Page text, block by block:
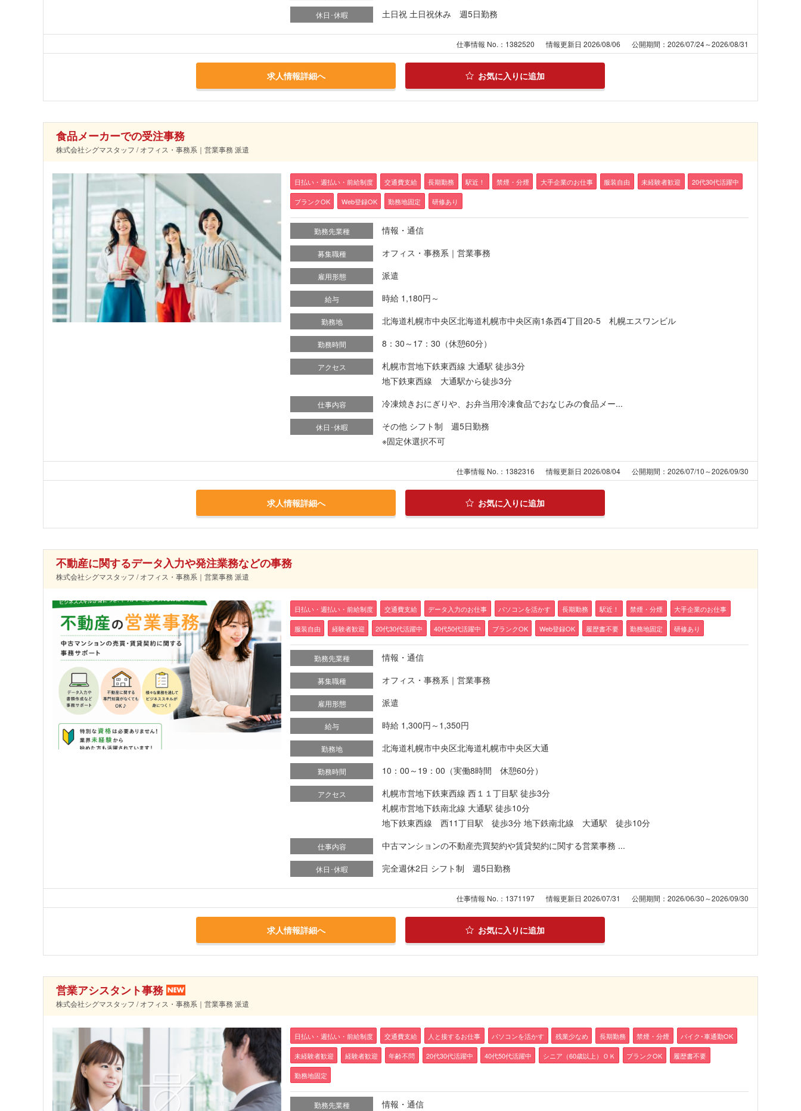
休日･休暇 土日祝 土日祝休み 週5日勤務
仕事情報 No.：1382520 情報更新日 2026/08/06 公開期間：2026/07/24～2026/08/31
求人情報詳細へ お気に入りに追加
食品メーカーでの受注事務
株式会社シグマスタッフ / オフィス・事務系｜営業事務 派遣
日払い・週払い・前給制度 交通費支給 長期勤務 駅近！ 禁煙・分煙 大手企業のお仕事 服装自由 未経験者歓迎 20代30代活躍中
ブランクOK Web登録OK 勤務地固定 研修あり
勤務先業種 情報・通信
募集職種 オフィス・事務系｜営業事務
雇用形態 派遣
給与 時給 1,180円～
勤務地 北海道札幌市中央区北海道札幌市中央区南1条西4丁目20-5 札幌エスワンビル
勤務時間 8：30～17：30（休憩60分）
アクセス
札幌市営地下鉄東西線 大通駅 徒歩3分
地下鉄東西線 大通駅から徒歩3分
仕事内容 冷凍焼きおにぎりや、お弁当用冷凍食品でおなじみの食品メー...
休日･休暇
その他 シフト制 週5日勤務
※固定休選択不可
仕事情報 No.：1382316 情報更新日 2026/08/04 公開期間：2026/07/10～2026/09/30
求人情報詳細へ お気に入りに追加
不動産に関するデータ入力や発注業務などの事務
株式会社シグマスタッフ / オフィス・事務系｜営業事務 派遣
日払い・週払い・前給制度 交通費支給 データ入力のお仕事 パソコンを活かす 長期勤務 駅近！ 禁煙・分煙 大手企業のお仕事
服装自由 経験者歓迎 20代30代活躍中 40代50代活躍中 ブランクOK Web登録OK 履歴書不要 勤務地固定 研修あり
勤務先業種 情報・通信
募集職種 オフィス・事務系｜営業事務
雇用形態 派遣
給与 時給 1,300円～1,350円
勤務地 北海道札幌市中央区北海道札幌市中央区大通
勤務時間 10：00～19：00（実働8時間 休憩60分）
アクセス
札幌市営地下鉄東西線 西１１丁目駅 徒歩3分
札幌市営地下鉄南北線 大通駅 徒歩10分
地下鉄東西線 西11丁目駅 徒歩3分 地下鉄南北線 大通駅 徒歩10分
仕事内容 中古マンションの不動産売買契約や賃貸契約に関する営業事務 ...
休日･休暇 完全週休2日 シフト制 週5日勤務
仕事情報 No.：1371197 情報更新日 2026/07/31 公開期間：2026/06/30～2026/09/30
求人情報詳細へ お気に入りに追加
営業アシスタント事務
株式会社シグマスタッフ / オフィス・事務系｜営業事務 派遣
日払い・週払い・前給制度 交通費支給 人と接するお仕事 パソコンを活かす 残業少なめ 長期勤務 禁煙・分煙 バイク･車通勤OK
未経験者歓迎 経験者歓迎 年齢不問 20代30代活躍中 40代50代活躍中 シニア（60歳以上）ＯＫ ブランクOK 履歴書不要
勤務地固定
勤務先業種 情報・通信